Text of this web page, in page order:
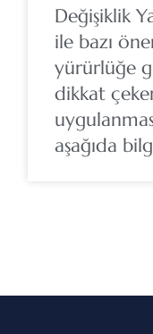
Değişiklik
ile bazı
yürürlüğe
dikkat
aşağıda